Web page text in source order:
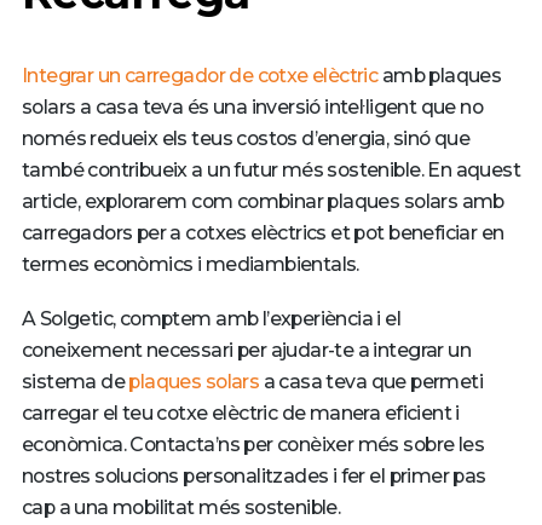
Integrar un carregador de cotxe elèctric amb plaques
solars a casa teva és una inversió intel·ligent que no
només redueix els teus costos d’energia, sinó que
també contribueix a un futur més sostenible. En aquest
article, explorarem com combinar plaques solars amb
carregadors per a cotxes elèctrics et pot beneficiar en
termes econòmics i mediambientals.
A Solgetic, comptem amb l’experiència i el
coneixement necessari per ajudar-te a integrar un
sistema deplaques solars a casa teva que permeti
carregar el teu cotxe elèctric de manera eficient i
econòmica. Contacta’ns per conèixer més sobre les
nostres solucions personalitzades i fer el primer pas
cap a una mobilitat més sostenible.